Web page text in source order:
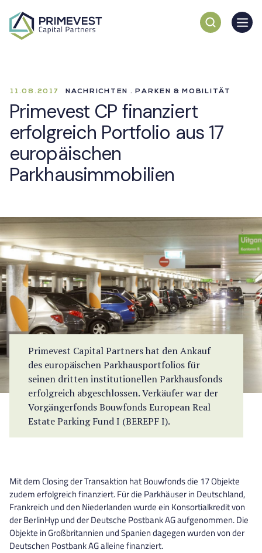
11.08.2017 NACHRICHTEN . PARKEN & MOBILITÄT
Primevest CP finanziert
erfolgreich Portfolio aus 17
europäischen
Parkhausimmobilien
Primevest Capital Partners hat den Ankauf
des europäischen Parkhausportfolios für
seinen dritten institutionellen Parkhausfonds
erfolgreich abgeschlossen. Verkäufer war der
Vorgängerfonds Bouwfonds European Real
Estate Parking Fund I (BEREPF I).
Mit dem Closing der Transaktion hat Bouwfonds die 17 Objekte
zudem erfolgreich finanziert. Für die Parkhäuser in Deutschland,
Frankreich und den Niederlanden wurde ein Konsortialkredit von
der BerlinHyp und der Deutsche Postbank AG aufgenommen. Die
Objekte in Großbritannien und Spanien dagegen wurden von der
Deutschen Postbank AG alleine finanziert.